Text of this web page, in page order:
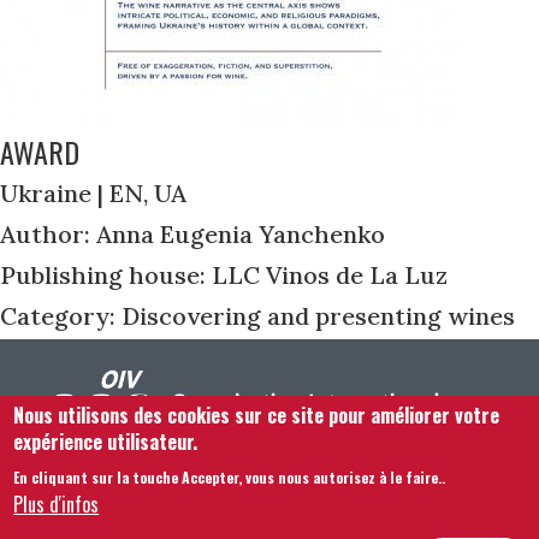
AWARD
Ukraine | EN, UA
Author: Anna Eugenia Yanchenko
Publishing house: LLC Vinos de La Luz
Category: Discovering and presenting wines
Footer menu
Nous Contacter
Plan du site
Nous utilisons des cookies sur ce site pour améliorer votre
expérience utilisateur.
En cliquant sur la touche Accepter, vous nous autorisez à le faire..
Plus d'infos